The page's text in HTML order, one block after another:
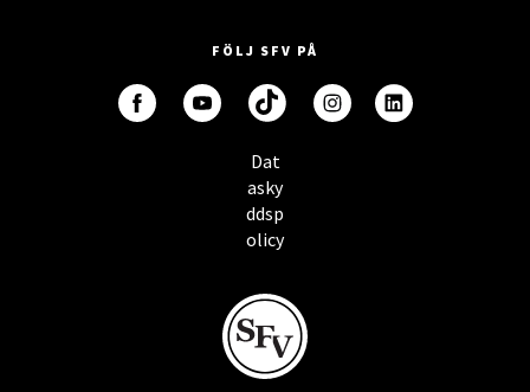
FÖLJ SFV PÅ
Dat
asky
ddsp
olicy